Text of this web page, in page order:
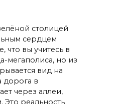
столицей
сердцем
что вы учитесь в
мегаполиса, но из
вид на
дорога в
через аллеи,
Это реальность